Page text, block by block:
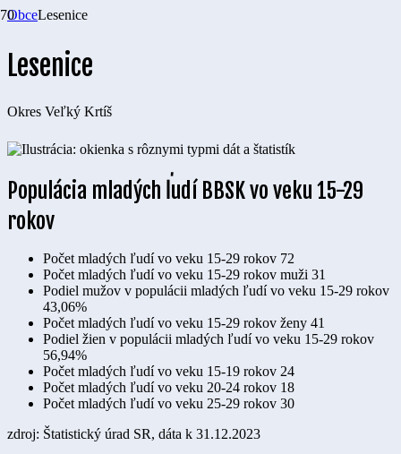
ObceLesenice
Lesenice
Okres Veľký Krtíš
Populácia mladých ľudí BBSK vo veku 15-29
rokov
Počet mladých ľudí vo veku 15-29 rokov 72
Počet mladých ľudí vo veku 15-29 rokov muži 31
Podiel mužov v populácii mladých ľudí vo veku 15-29 rokov
43,06%
Počet mladých ľudí vo veku 15-29 rokov ženy 41
Podiel žien v populácii mladých ľudí vo veku 15-29 rokov
56,94%
Počet mladých ľudí vo veku 15-19 rokov 24
Počet mladých ľudí vo veku 20-24 rokov 18
Počet mladých ľudí vo veku 25-29 rokov 30
zdroj: Štatistický úrad SR, dáta k 31.12.2023